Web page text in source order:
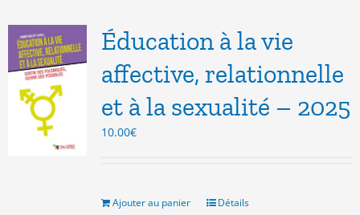
Éducation à la vie
affective, relationnelle
et à la sexualité – 2025
10.00€
Ajouter au panier Détails